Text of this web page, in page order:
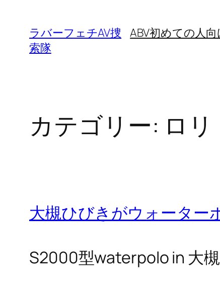
ラバーフェチAV捜
索隊
ABV初めての人向
カテゴリー: ロリ
大槻ひびきがウォーター
S2000型waterpolo in 大